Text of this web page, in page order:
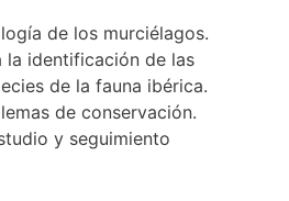
de los murciélagos.
la identificación de las
de la fauna ibérica.
de conservación.
y seguimiento